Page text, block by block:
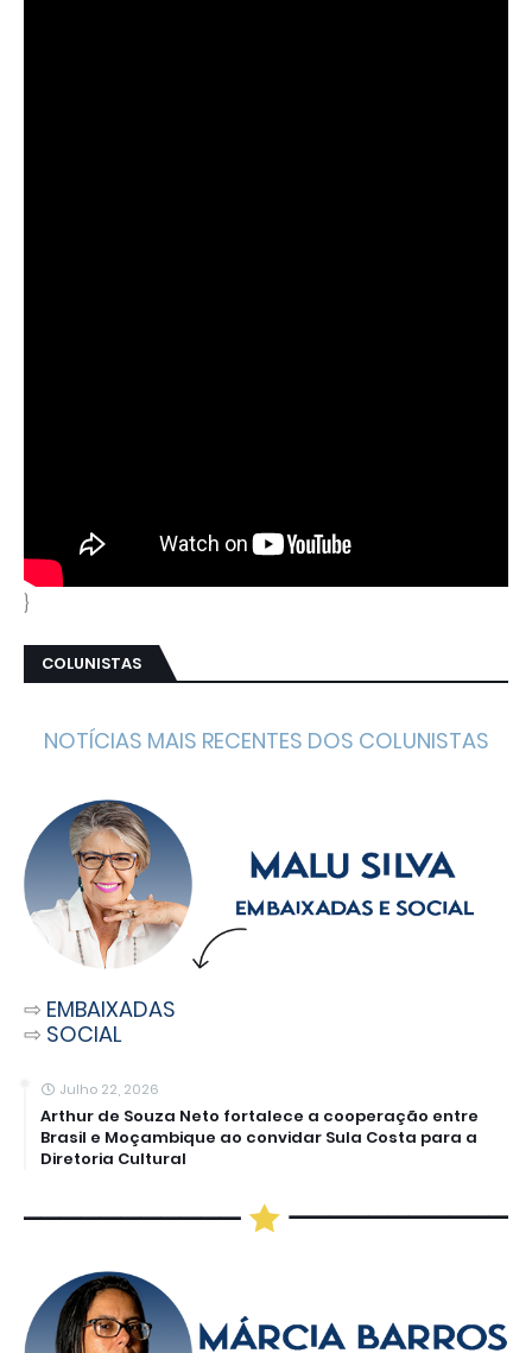
}
COLUNISTAS
NOTÍCIAS MAIS RECENTES DOS COLUNISTAS
⇨ EMBAIXADAS
⇨ SOCIAL
Julho 22, 2026
Arthur de Souza Neto fortalece a cooperação entre
Brasil e Moçambique ao convidar Sula Costa para a
Diretoria Cultural